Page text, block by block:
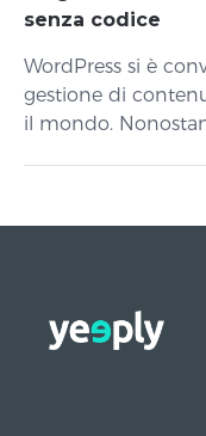
senza codice
WordPress si è
gestione di
il mondo.